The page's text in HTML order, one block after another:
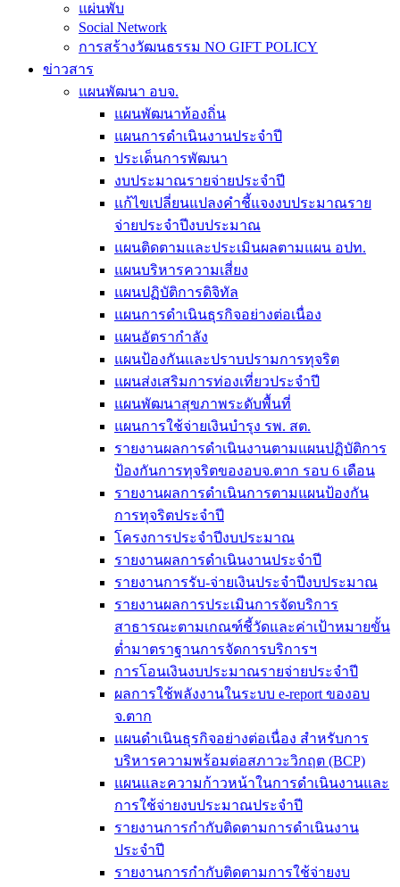
แผ่นพับ
Social Network
การสร้างวัฒนธรรม NO GIFT POLICY
ข่าวสาร
แผนพัฒนา อบจ.
แผนพัฒนาท้องถิ่น
แผนการดำเนินงานประจำปี
ประเด็นการพัฒนา
งบประมาณรายจ่ายประจำปี
แก้ไขเปลี่ยนแปลงคำชี้แจงงบประมาณราย
จ่ายประจำปีงบประมาณ
แผนติดตามและประเมินผลตามแผน อปท.
แผนบริหารความเสี่ยง
แผนปฏิบัติการดิจิทัล
แผนการดำเนินธุรกิจอย่างต่อเนื่อง
แผนอัตรากำลัง
แผนป้องกันและปราบปรามการทุจริต
แผนส่งเสริมการท่องเที่ยวประจำปี
แผนพัฒนาสุขภาพระดับพื้นที่
แผนการใช้จ่ายเงินบำรุง รพ. สต.
รายงานผลการดำเนินงานตามแผนปฏิบัติการ
ป้องกันการทุจริตของอบจ.ตาก รอบ 6 เดือน
รายงานผลการดำเนินการตามแผนป้องกัน
การทุจริตประจำปี
โครงการประจำปีงบประมาณ
รายงานผลการดำเนินงานประจำปี
รายงานการรับ-จ่ายเงินประจำปีงบประมาณ
รายงานผลการประเมินการจัดบริการ
สาธารณะตามเกณฑ์ชี้วัดและค่าเป้าหมายขั้น
ต่ำมาตราฐานการจัดการบริการฯ
การโอนเงินงบประมาณรายจ่ายประจำปี
ผลการใช้พลังงานในระบบ e-report ของอบ
จ.ตาก
แผนดำเนินธุรกิจอย่างต่อเนื่อง สำหรับการ
บริหารความพร้อมต่อสภาวะวิกฤต (BCP)
แผนและความก้าวหน้าในการดำเนินงานและ
การใช้จ่ายงบประมาณประจำปี
รายงานการกำกับติดตามการดำเนินงาน
ประจำปี
รายงานการกำกับติดตามการใช้จ่ายงบ